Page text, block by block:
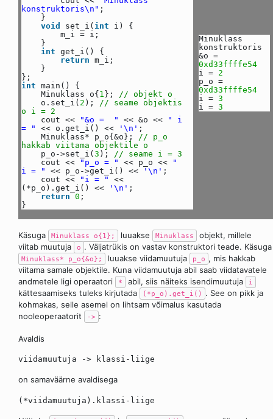
konstruktoris\n" ;
}
void
set_i( int
i) {
m_i = i;
}
int get_i() {
return m_i;
}
};
int main() {
Minuklass o{ 1 }; // objekt o
o.set_i( 2 ); // seame objektis
o i = 2
cout <<
"&o = " << &o <<
" i
= "
<< o.get_i() << '\n' ;
Minuklass* p_o{&o}; // p_o
hakkab viitama objektile o
p_o->set_i( 3 ); // seame i = 3
cout <<
"p_o = " << p_o <<
"
i = "
<< p_o->get_i() << '\n' ;
cout <<
"i = "
<<
(*p_o).get_i() <<
'\n' ;
return 0 ;
}
Minuklass
konstruktoris
&o =
0xd33ffffe54
i = 2
p_o =
0xd33ffffe54
i = 3
i = 3
Käsuga Minuklass o{1}; luuakse Minuklass
objekt, millele
viitab muutuja
o . Väljatrükis on vastav konstruktori teade. Käsuga
Minuklass* p_o{&o}; luuakse viidamuutuja p_o , mis hakkab
viitama samale objektile. Kuna viidamuutuja abil saab viidatavatele
andmetele ligi operaatori
* abil, siis näiteks isendimuutuja i
kättesaamiseks tuleks kirjutada (*p_o).get_i() . See on pikk ja
kohmakas, selle asemel on lihtsam võimalus kasutada
nooleoperaatorit
-> :
Avaldis
viidamuutuja -> klassi-liige
on samaväärne avaldisega
(*viidamuutuja).klassi-liige